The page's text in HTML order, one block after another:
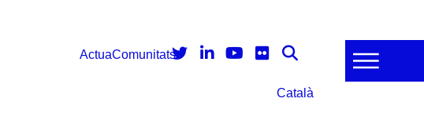
ActuaComunitats
Català